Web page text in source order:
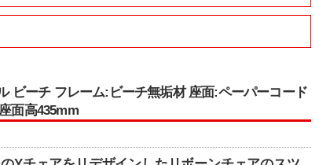
ビーチ フレーム:ビーチ無垢材 座面:ペーパーコード
面高435mm